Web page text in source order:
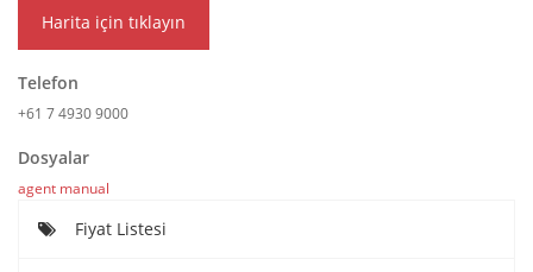
Harita için tıklayın
Telefon
+61 7 4930 9000
Dosyalar
agent manual
Fiyat Listesi